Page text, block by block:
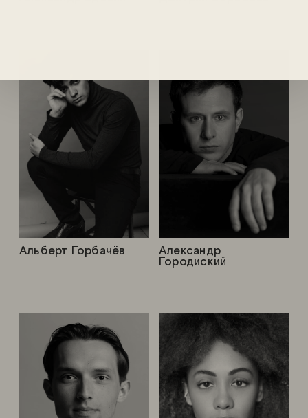
Альберт Горбачёв Александр
Городиский